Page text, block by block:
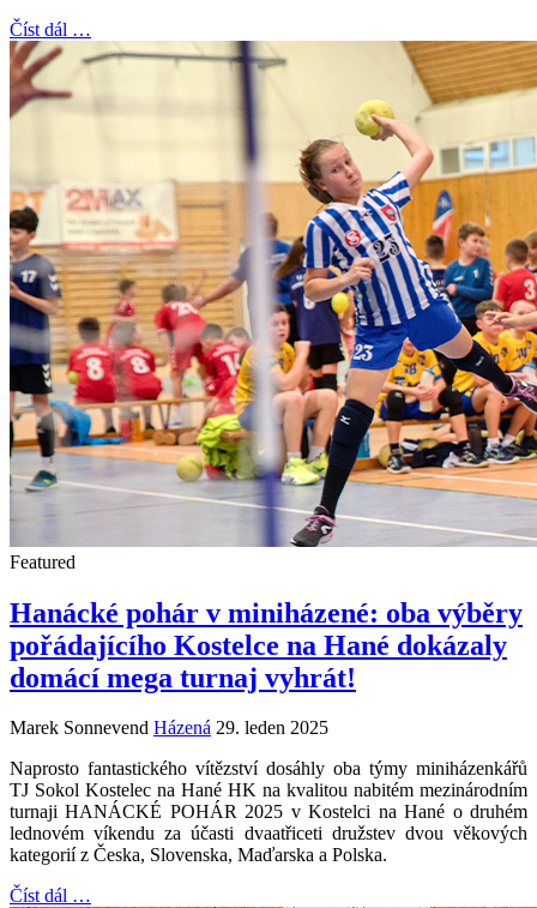
Číst dál …
Featured
Hanácké pohár v miniházené: oba výběry
pořádajícího Kostelce na Hané dokázaly
domácí mega turnaj vyhrát!
Marek Sonnevend Házená 29. leden 2025
Naprosto fantastického vítězství dosáhly oba týmy miniházenkářů
TJ Sokol Kostelec na Hané HK na kvalitou nabitém mezinárodním
turnaji HANÁCKÉ POHÁR 2025 v Kostelci na Hané o druhém
lednovém víkendu za účasti dvaatřiceti družstev dvou věkových
kategorií z Česka, Slovenska, Maďarska a Polska.
Číst dál …